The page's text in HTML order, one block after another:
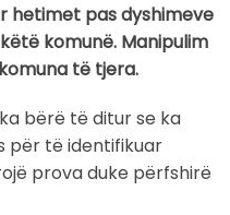
hetimet pas dyshimeve
komunë. Manipulim
të tjera.
bërë të ditur se ka
për të identifikuar
prova duke përfshirë